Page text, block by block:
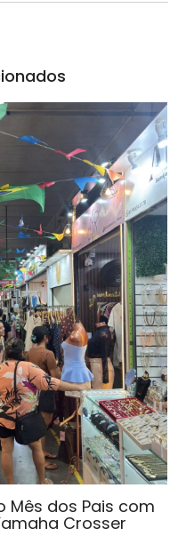
Mês dos Pais com
Crosser